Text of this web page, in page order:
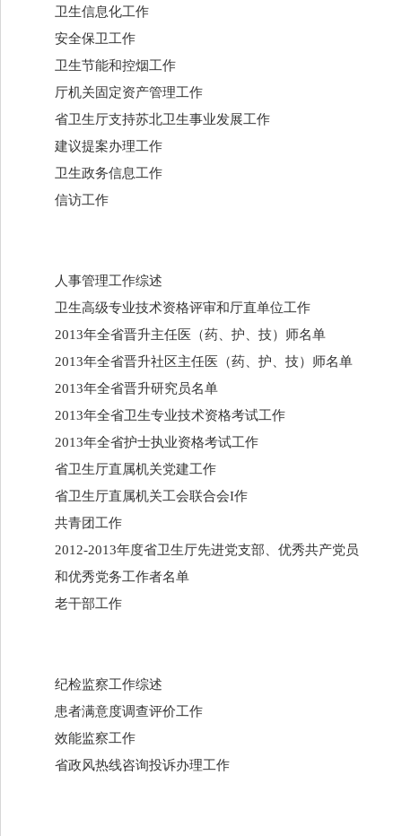
卫生信息化工作
安全保卫工作
卫生节能和控烟工作
厅机关固定资产管理工作
省卫生厅支持苏北卫生事业发展工作
建议提案办理工作
卫生政务信息工作
信访工作
人事管理工作综述
卫生高级专业技术资格评审和厅直单位工作
2013年全省晋升主任医（药、护、技）师名单
2013年全省晋升社区主任医（药、护、技）师名单
2013年全省晋升研究员名单
2013年全省卫生专业技术资格考试工作
2013年全省护士执业资格考试工作
省卫生厅直属机关党建工作
省卫生厅直属机关工会联合会I作
共青团工作
2012-2013年度省卫生厅先进党支部、优秀共产党员
和优秀党务工作者名单
老干部工作
纪检监察工作综述
患者满意度调查评价工作
效能监察工作
省政风热线咨询投诉办理工作